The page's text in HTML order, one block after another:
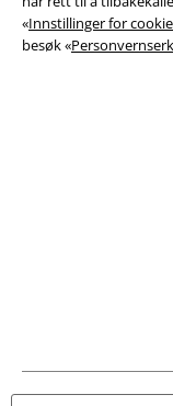
«Innstillinger for
besøk «
A